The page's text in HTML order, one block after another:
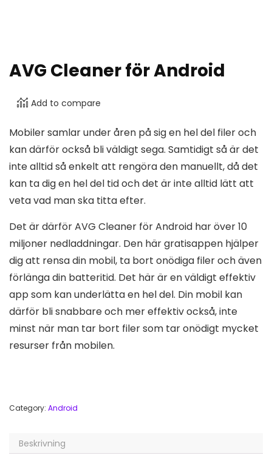
AVG Cleaner för Android
Add to compare
Mobiler samlar under åren på sig en hel del filer och
kan därför också bli väldigt sega. Samtidigt så är det
inte alltid så enkelt att rengöra den manuellt, då det
kan ta dig en hel del tid och det är inte alltid lätt att
veta vad man ska titta efter.
Det är därför AVG Cleaner för Android har över 10
miljoner nedladdningar. Den här gratisappen hjälper
dig att rensa din mobil, ta bort onödiga filer och även
förlänga din batteritid. Det här är en väldigt effektiv
app som kan underlätta en hel del. Din mobil kan
därför bli snabbare och mer effektiv också, inte
minst när man tar bort filer som tar onödigt mycket
resurser från mobilen.
Category: Android
Beskrivning